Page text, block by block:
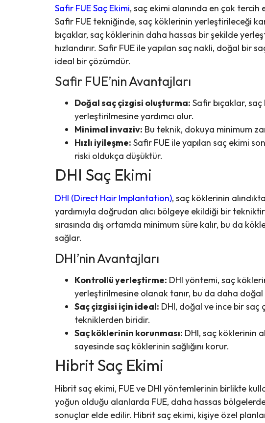
Safir FUE Saç Ekimi, saç ekimi alanında en çok
Safir FUE tekniğinde, saç köklerinin yerleştirileceği
bıçaklar, saç köklerinin daha hassas bir şekilde
hızlandırır. Safir FUE ile yapılan saç nakli, doğal bir
ideal bir çözümdür.
Safir FUE’nin Avantajları
Doğal saç çizgisi oluşturma: Safir bıçaklar,
yerleştirilmesine yardımcı olur.
Minimal invaziv: Bu teknik, dokuya minimum
Hızlı iyileşme: Safir FUE ile yapılan saç ekimi
riski oldukça düşüktür.
DHI Saç Ekimi
DHI (Direct Hair Implantation), saç köklerinin
yardımıyla doğrudan alıcı bölgeye ekildiği bir
sırasında dış ortamda minimum süre kalır, bu da
sağlar.
DHI’nin Avantajları
Kontrollü yerleştirme: DHI yöntemi, saç
yerleştirilmesine olanak tanır, bu da daha
Saç çizgisi için ideal: DHI, doğal ve ince bir
tekniklerden biridir.
Saç köklerinin korunması: DHI, saç köklerinin
sayesinde saç köklerinin sağlığını korur.
Hibrit Saç Ekimi
Hibrit saç ekimi, FUE ve DHI yöntemlerinin birlikte
yoğun olduğu alanlarda FUE, daha hassas
sonuçlar elde edilir. Hibrit saç ekimi, kişiye özel